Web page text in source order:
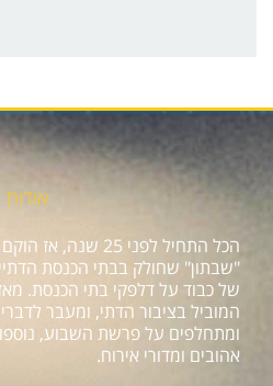
אודות
הכל התחיל לפני 25
"שבתון" שחולק בבתי הכנסת
של כבוד על דלפקי בתי הכנסת.
המוביל בציבור הדתי, ומעבר
ומתחלפים על פרשת השבוע, נוספו
אהובים ומדורי אירוח.